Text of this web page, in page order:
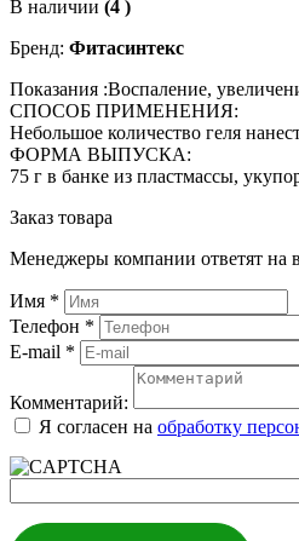
В наличии (4 )
Бренд: Фитасинтекс
Показания :Воспаление,
СПОСОБ ПРИМЕНЕНИЯ:
Небольшое количество геля
ФОРМА ВЫПУСКА:
75 г в банке из пластмассы,
Заказ товара
Менеджеры компании ответят на
Имя *
Телефон *
E-mail *
Комментарий:
Я согласен на обработку